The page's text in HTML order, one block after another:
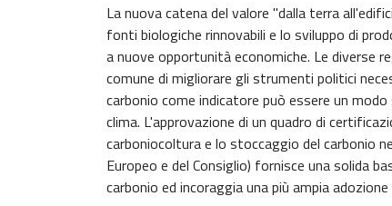
La nuova catena del valore "dalla terra
fonti biologiche rinnovabili e lo sviluppo di
a nuove opportunità economiche. Le diverse
comune di migliorare gli strumenti politici
carbonio come indicatore può essere un
clima. L'approvazione di un quadro di
carboniocoltura e lo stoccaggio del carbonio
Europeo e del Consiglio) fornisce una solida
carbonio ed incoraggia una più ampia